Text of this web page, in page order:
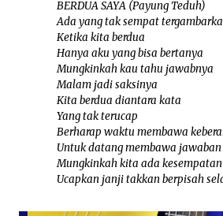
BERDUA SAYA (Payung Teduh)
Ada yang tak sempat
Ketika kita berdua
Hanya aku yang bisa bertanya
Mungkinkah kau tahu jawabnya
Malam jadi saksinya
Kita berdua diantara kata
Yang tak terucap
Berharap waktu membawa
Untuk datang membawa jawaban
Mungkinkah kita ada kesempatan
Ucapkan janji takkan berpisah